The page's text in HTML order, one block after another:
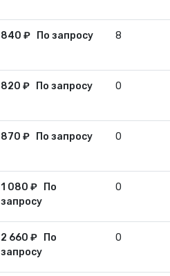
840 ₽ По запросу 8
820 ₽ По запросу 0
870 ₽ По запросу 0
1 080 ₽
По
запросу
0
2 660 ₽
По
запросу
0